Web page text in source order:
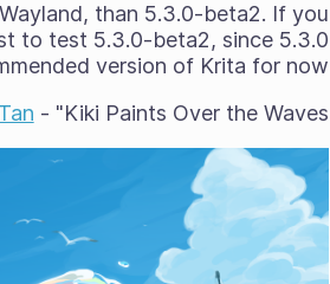
than 5.3.0-beta2. If you
to test 5.3.0-beta2, since 5.3.0
version of Krita for now.
- "Kiki Paints Over the Waves"!